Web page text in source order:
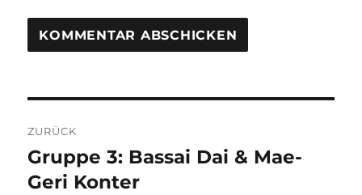
ZURÜCK
Vorheriger
Beitrag:
Gruppe 3: Bassai Dai & Mae-
Geri Konter